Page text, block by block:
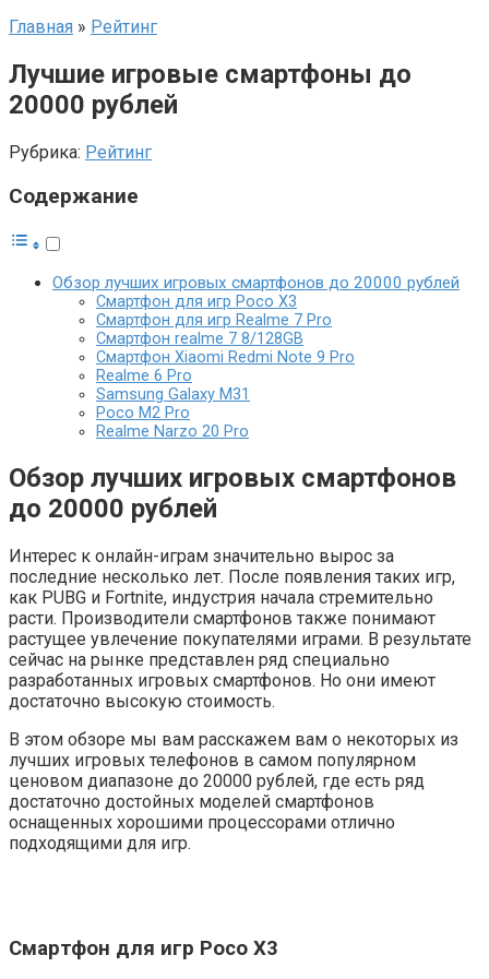
Главная » Рейтинг
Лучшие игровые смартфоны до
20000 рублей
Рубрика: Рейтинг
Содержание
Обзор лучших игровых смартфонов до 20000 рублей
Смартфон для игр Poco X3
Смартфон для игр Realme 7 Pro
Смартфон realme 7 8/128GB
Смартфон Xiaomi Redmi Note 9 Pro
Realme 6 Pro
Samsung Galaxy M31
Poco M2 Pro
Realme Narzo 20 Pro
Обзор лучших игровых смартфонов
до 20000 рублей
Интерес к онлайн-играм значительно вырос за
последние несколько лет. После появления таких игр,
как PUBG и Fortnite, индустрия начала стремительно
расти. Производители смартфонов также понимают
растущее увлечение покупателями играми. В результате
сейчас на рынке представлен ряд специально
разработанных игровых смартфонов. Но они имеют
достаточно высокую стоимость.
В этом обзоре мы вам расскажем вам о некоторых из
лучших игровых телефонов в самом популярном
ценовом диапазоне до 20000 рублей, где есть ряд
достаточно достойных моделей смартфонов
оснащенных хорошими процессорами отлично
подходящими для игр.
Смартфон для игр Poco X3